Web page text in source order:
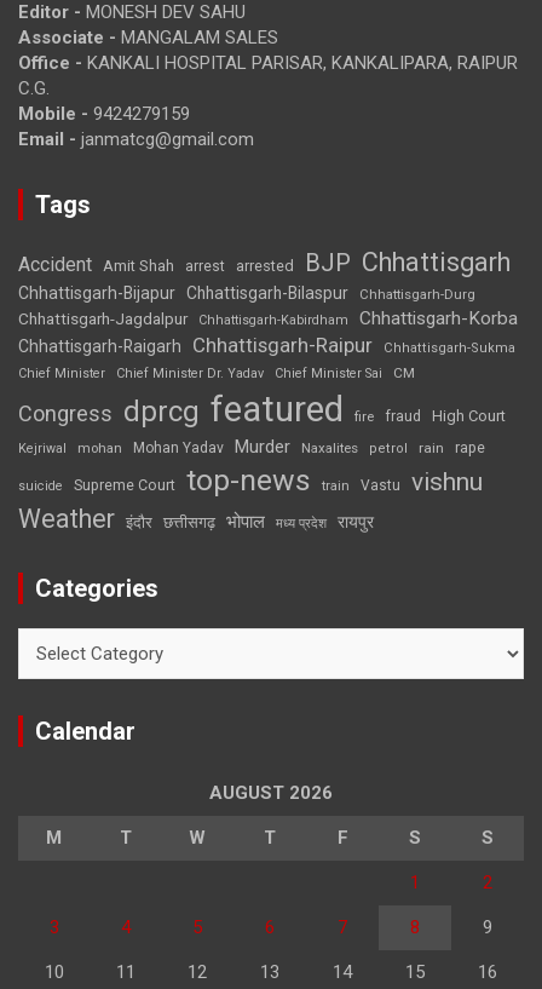
Editor - MONESH DEV SAHU
Associate - MANGALAM SALES
Office - KANKALI HOSPITAL PARISAR, KANKALIPARA, RAIPUR
C.G.
Mobile - 9424279159
Email - janmatcg@gmail.com
Tags
Accident Amit Shah arrest arrested BJP Chhattisgarh
Chhattisgarh-Bijapur Chhattisgarh-Bilaspur Chhattisgarh-Durg
Chhattisgarh-Jagdalpur Chhattisgarh-Kabirdham Chhattisgarh-Korba
Chhattisgarh-Raigarh Chhattisgarh-Raipur
Chhattisgarh-Sukma
Chief Minister
Chief Minister Dr. Yadav Chief Minister Sai CM
Congress dprcg featured fire fraud High Court
Kejriwal mohan Mohan Yadav Murder Naxalites petrol rain rape
suicide Supreme Court top-news train Vastu vishnu
Weather इंदौर छत्तीसगढ़ भोपाल मध्य प्रदेश रायपुर
Categories
Calendar
AUGUST 2026
M T W T F S S
1 2
3 4 5 6 7 8 9
10 11 12 13 14 15 16